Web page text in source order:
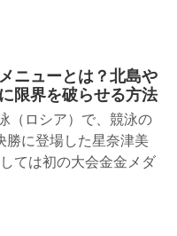
ニューとは？北島や
限界を破らせる方法
（ロシア）で、競泳の
勝に登場した星奈津美
ては初の大会金金メダ